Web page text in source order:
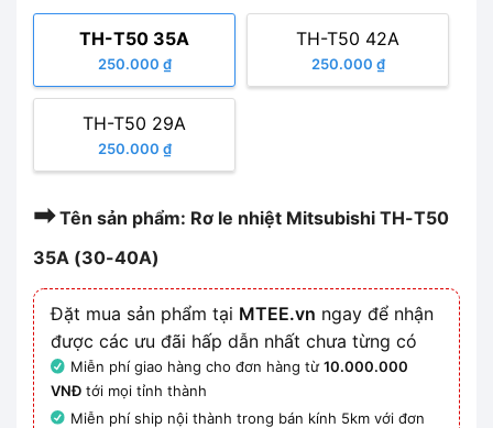
TH-T50 35A
250.000 ₫
TH-T50 42A
250.000 ₫
TH-T50 29A
250.000 ₫
➡Tên sản phẩm: Rơ le nhiệt Mitsubishi TH-T50
35A (30-40A)
Đặt mua sản phẩm tại MTEE.vn ngay để nhận
được các ưu đãi hấp dẫn nhất chưa từng có
Miễn phí giao hàng cho đơn hàng từ10.000.000
VNĐ tới mọi tỉnh thành
Miễn phí ship nội thành trong bán kính 5km với đơn